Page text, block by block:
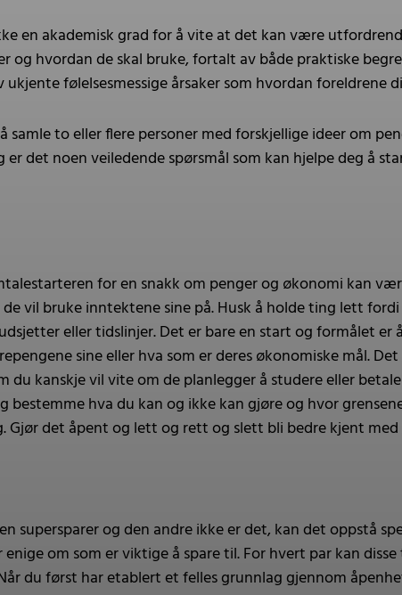
en akademisk grad for å vite at det kan være
og hvordan de skal bruke, fortalt av både praktiske
ukjente følelsesmessige årsaker som hvordan
samle to eller flere personer med forskjellige ideer om
det noen veiledende spørsmål som kan hjelpe deg å
for en snakk om penger og økonomi kan
vil bruke inntektene sine på. Husk å holde ting lett
eller tidslinjer. Det er bare en start og formålet
sine eller hva som er deres økonomiske mål.
du kanskje vil vite om de planlegger å studere eller
bestemme hva du kan og ikke kan gjøre og hvor
Gjør det åpent og lett og rett og slett bli bedre kjent med
supersparer og den andre ikke er det, kan det oppstå
om som er viktige å spare til. For hvert par kan
du først har etablert et felles grunnlag gjennom